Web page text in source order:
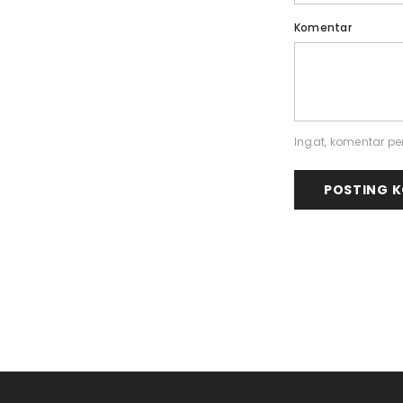
Komentar
Ingat, komentar